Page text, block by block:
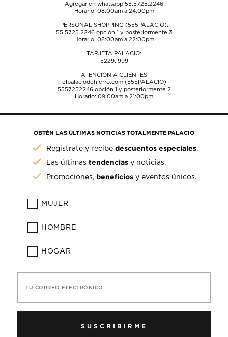
Agregar en whatsapp 55.5725.2246
Horario: 08:00am a 24:00pm
PERSONAL SHOPPING (555PALACIO):
55.5725.2246opción 1 y posteriormente 3
Horario: 08:00am a 22:00pm
TARJETA PALACIO:
5229.1999
ATENCIÓN A CLIENTES
elpalaciodehierro.com (555PALACIO)
5557252246opción 1 y posteriormente 2
Horario: 09:00am a 21:00pm
OBTÉN LAS ÚLTIMAS NOTICIAS TOTALMENTE PALACIO
Regístrate y recibedescuentos especiales.
Las últimastendencias y noticias.
Promociones, beneficios y eventos únicos.
MUJER
HOMBRE
HOGAR
TU CORREO ELECTRÓNICO
SUSCRIBIRME